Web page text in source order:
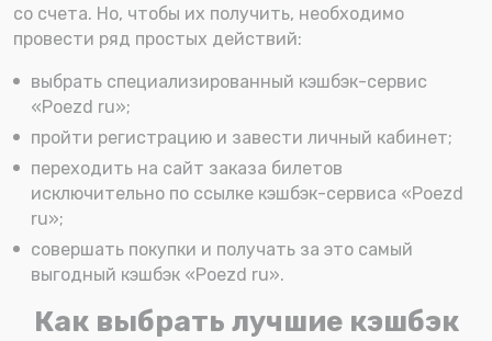
со счета. Но, чтобы их получить, необходимо
провести ряд простых действий:
выбрать специализированный кэшбэк-сервис
«Poezd ru»;
пройти регистрацию и завести личный кабинет;
переходить на сайт заказа билетов
исключительно по ссылке кэшбэк-сервиса «Poezd
ru»;
совершать покупки и получать за это самый
выгодный кэшбэк «Poezd ru».
Как выбрать лучшие кэшбэк